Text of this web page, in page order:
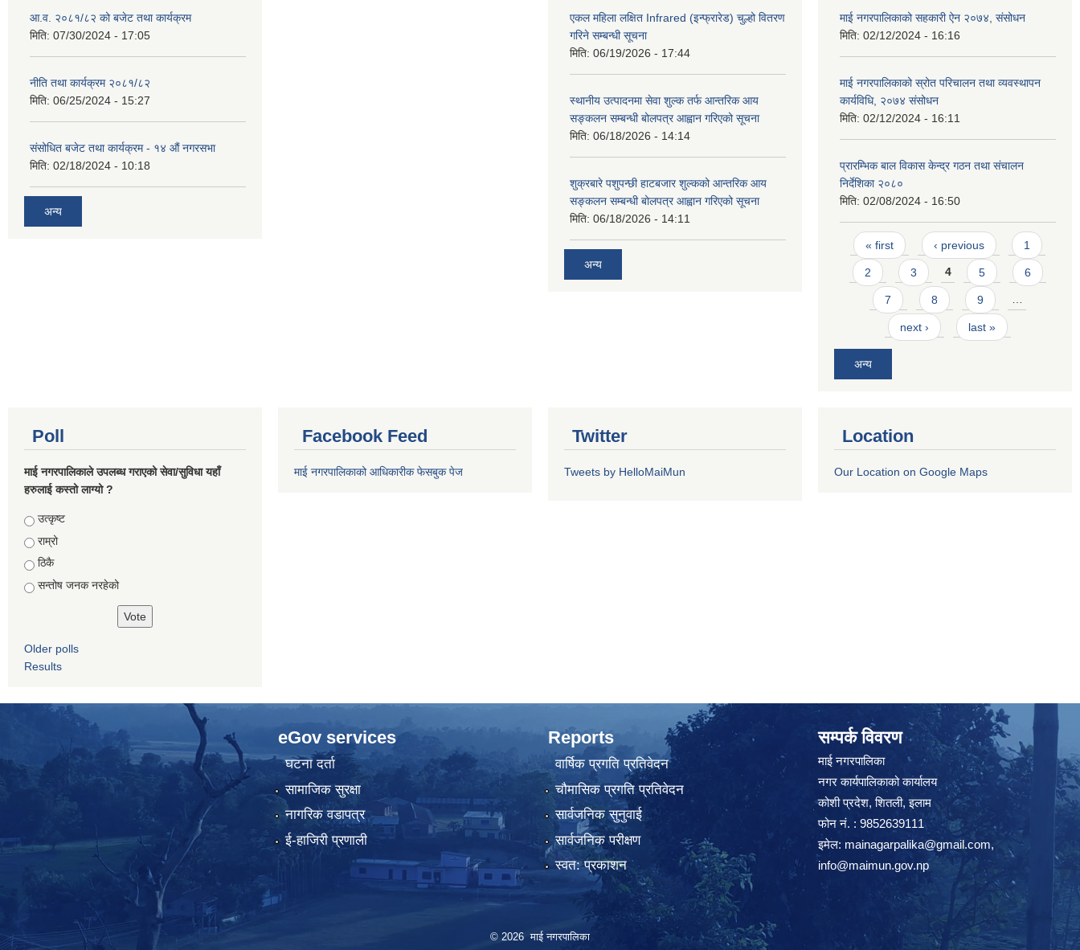
आ.व. २०८१/८२ को बजेट तथा कार्यक्रम
मिति: 07/30/2024 - 17:05
नीति तथा कार्यक्रम २०८१/८२
मिति: 06/25/2024 - 15:27
संसोधित बजेट तथा कार्यक्रम - १४ औं नगरसभा
मिति: 02/18/2024 - 10:18
अन्य
एकल महिला लक्षित Infrared (इन्फ्रारेड) चुल्हो वितरण
गरिने सम्बन्धी सूचना
मिति: 06/19/2026 - 17:44
स्थानीय उत्पादनमा सेवा शुल्क तर्फ आन्तरिक आय
सङ्कलन सम्बन्धी बोलपत्र आह्वान गरिएको सूचना
मिति: 06/18/2026 - 14:14
शुक्रबारे पशुपन्छी हाटबजार शुल्कको आन्तरिक आय
सङ्कलन सम्बन्धी बोलपत्र आह्वान गरिएको सूचना
मिति: 06/18/2026 - 14:11
अन्य
माई नगरपालिकाको सहकारी ऐन २०७४, संसोधन
मिति: 02/12/2024 - 16:16
माई नगरपालिकाको स्रोत परिचालन तथा व्यवस्थापन
कार्यविधि, २०७४ संसोधन
मिति: 02/12/2024 - 16:11
प्रारम्भिक बाल विकास केन्द्र गठन तथा संचालन
निर्देशिका २०८०
मिति: 02/08/2024 - 16:50
Pages
« first ‹ previous 1
2 3 4 5 6
7 8 9 …
next › last »
अन्य
Poll
माई नगरपालिकाले उपलब्ध गराएको सेवा/सुविधा यहाँ
हरुलाई कस्तो लाग्यो ?
Choices
उत्कृष्ट
राम्रो
ठिकै
सन्तोष जनक नरहेको
Older polls
Results
Facebook Feed
माई नगरपालिकाको आधिकारीक फेसबुक पेज
Twitter
Tweets by HelloMaiMun
Location
Our Location on Google Maps
eGov services
घटना दर्ता
सामाजिक सुरक्षा
नागरिक वडापत्र
ई-हाजिरी प्रणाली
Reports
वार्षिक प्रगति प्रतिवेदन
चौमासिक प्रगति प्रतिवेदन
सार्वजनिक सुनुवाई
सार्वजनिक परीक्षण
स्वत: प्रकाशन
सम्पर्क विवरण
माई नगरपालिका
नगर कार्यपालिकाको कार्यालय
कोशी प्रदेश, शितली, इलाम
फोन नं. : 9852639111
इमेल: mainagarpalika@gmail.com,
info@maimun.gov.np
© 2026 माई नगरपालिका